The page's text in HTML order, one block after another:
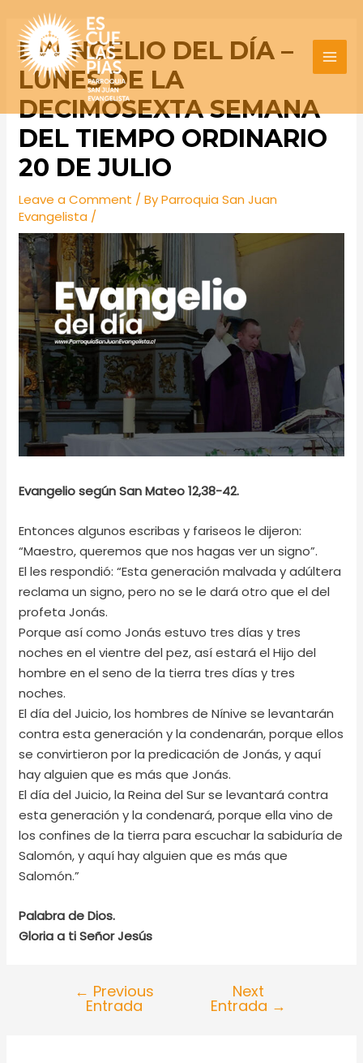
content
EVANGELIO DEL DÍA –
LUNES DE LA
DECIMOSEXTA SEMANA
DEL TIEMPO ORDINARIO
20 DE JULIO
Leave a Comment / ByParroquia San Juan
Evangelista /
Evangelio según San Mateo 12,38-42.
Entonces algunos escribas y fariseos le dijeron:
“Maestro, queremos que nos hagas ver un signo”.
El les respondió: “Esta generación malvada y adúltera
reclama un signo, pero no se le dará otro que el del
profeta Jonás.
Porque así como Jonás estuvo tres días y tres
noches en el vientre del pez, así estará el Hijo del
hombre en el seno de la tierra tres días y tres
noches.
El día del Juicio, los hombres de Nínive se levantarán
contra esta generación y la condenarán, porque ellos
se convirtieron por la predicación de Jonás, y aquí
hay alguien que es más que Jonás.
El día del Juicio, la Reina del Sur se levantará contra
esta generación y la condenará, porque ella vino de
los confines de la tierra para escuchar la sabiduría de
Salomón, y aquí hay alguien que es más que
Salomón.”
Palabra de Dios.
Gloria a ti Señor Jesús
Post
navigation
← Previous
Entrada
Next
Entrada →